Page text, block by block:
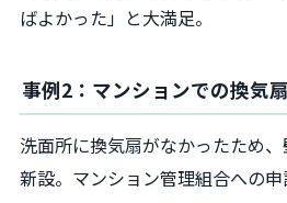
ばよかった」と大満足。
事例2：マンションでの換気
洗面所に換気扇がなかったため
新設。マンション管理組合への